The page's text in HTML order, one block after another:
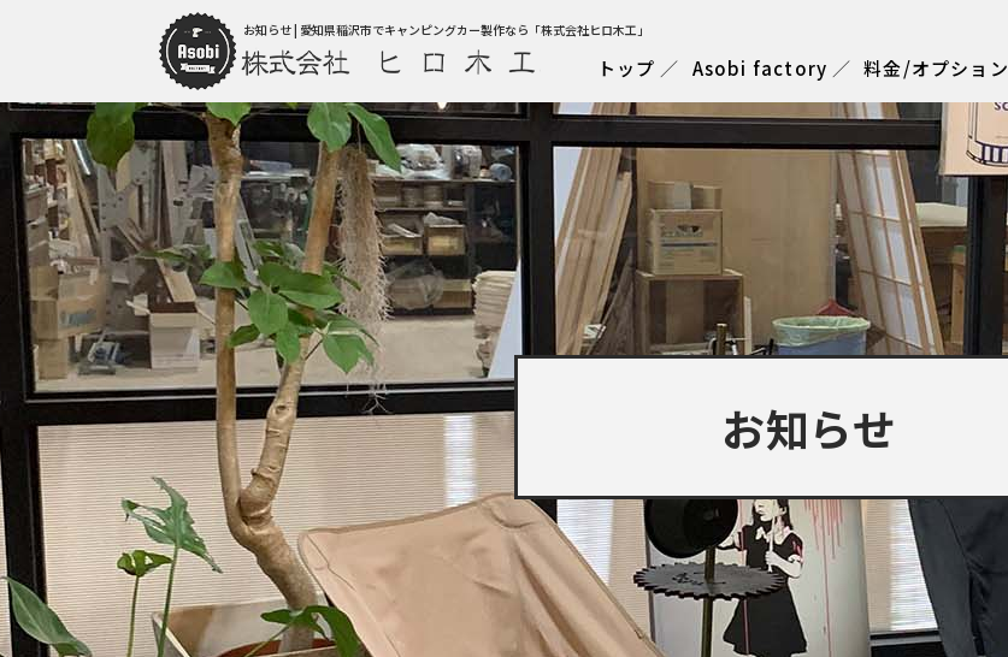
お知らせ | 愛知県稲沢市でキャンピングカー製作なら「株式会社ヒロ木工」
トップ Asobi factory 料金/オプション
お知らせ